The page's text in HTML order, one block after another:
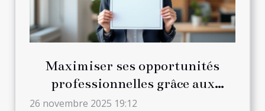
Maximiser ses opportunités
professionnelles grâce aux
formations certifiantes
26 novembre 2025 19:12